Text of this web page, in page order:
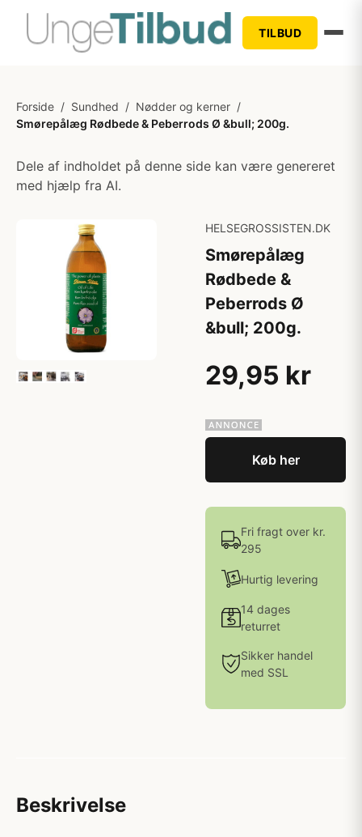
TILBUD
Forside / Sundhed / Nødder og kerner /
Smørepålæg Rødbede & Peberrods Ø &bull; 200g.
Dele af indholdet på denne side kan være genereret
med hjælp fra AI.
HELSEGROSSISTEN.DK
Smørepålæg
Rødbede &
Peberrods Ø
&bull; 200g.
29,95 kr
Køb her
Fri fragt over kr.
295
Hurtig levering
14 dages
returret
Sikker handel
med SSL
Beskrivelse